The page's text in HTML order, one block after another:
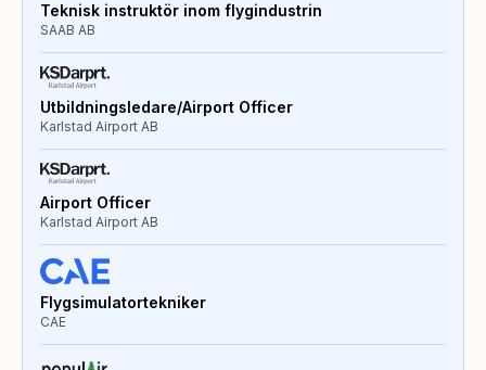
Teknisk instruktör inom flygindustrin
SAAB AB
Utbildningsledare/Airport Officer
Karlstad Airport AB
Airport Officer
Karlstad Airport AB
Flygsimulatortekniker
CAE